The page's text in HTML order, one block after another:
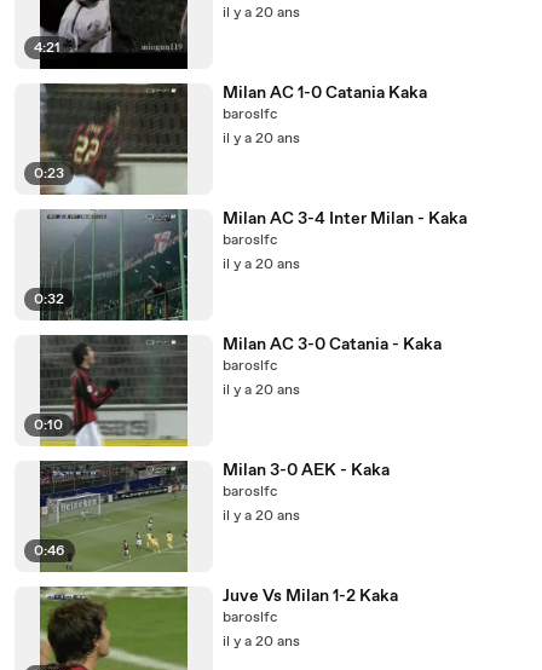
4:21
il y a 20 ans
0:23
Milan AC 1-0 Catania Kaka
baroslfc
il y a 20 ans
0:32
Milan AC 3-4 Inter Milan - Kaka
baroslfc
il y a 20 ans
0:10
Milan AC 3-0 Catania - Kaka
baroslfc
il y a 20 ans
0:46
Milan 3-0 AEK - Kaka
baroslfc
il y a 20 ans
Juve Vs Milan 1-2 Kaka
baroslfc
il y a 20 ans